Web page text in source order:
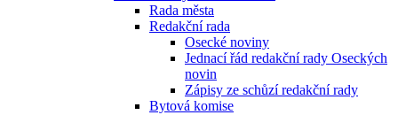
Rada města
Redakční rada
Osecké noviny
Jednací řád redakční rady Oseckých
novin
Zápisy ze schůzí redakční rady
Bytová komise